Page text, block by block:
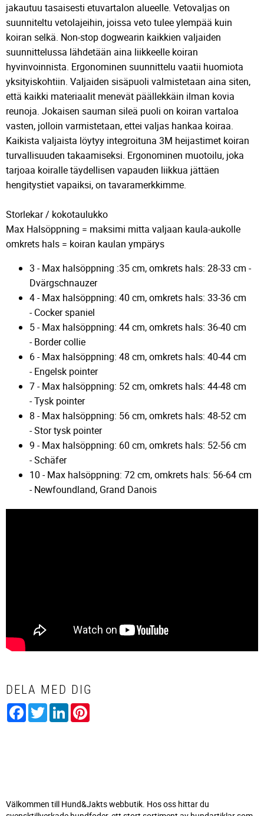
jakautuu tasaisesti etuvartalon alueelle. Vetovaljas on
suunniteltu vetolajeihin, joissa veto tulee ylempää kuin
koiran selkä. Non-stop dogwearin kaikkien valjaiden
suunnittelussa lähdetään aina liikkeelle koiran
hyvinvoinnista. Ergonominen suunnittelu vaatii huomiota
yksityiskohtiin. Valjaiden sisäpuoli valmistetaan aina siten,
että kaikki materiaalit menevät päällekkäin ilman kovia
reunoja. Jokaisen sauman sileä puoli on koiran vartaloa
vasten, jolloin varmistetaan, ettei valjas hankaa koiraa.
Kaikista valjaista löytyy integroituna 3M heijastimet koiran
turvallisuuden takaamiseksi. Ergonominen muotoilu, joka
tarjoaa koiralle täydellisen vapauden liikkua jättäen
hengitystiet vapaiksi, on tavaramerkkimme.
Storlekar / kokotaulukko
Max Halsöppning = maksimi mitta valjaan kaula-aukolle
omkrets hals = koiran kaulan ympärys
3 - Max halsöppning :35 cm, omkrets hals: 28-33 cm -
Dvärgschnauzer
4 - Max halsöppning: 40 cm, omkrets hals: 33-36 cm
- Cocker spaniel
5 - Max halsöppning: 44 cm, omkrets hals: 36-40 cm
- Border collie
6 - Max halsöppning: 48 cm, omkrets hals: 40-44 cm
- Engelsk pointer
7 - Max halsöppning: 52 cm, omkrets hals: 44-48 cm
- Tysk pointer
8 - Max halsöppning: 56 cm, omkrets hals: 48-52 cm
- Stor tysk pointer
9 - Max halsöppning: 60 cm, omkrets hals: 52-56 cm
- Schäfer
10 - Max halsöppning: 72 cm, omkrets hals: 56-64 cm
- Newfoundland, Grand Danois
DELA MED DIG
Facebook
TwitterLinkedIn
Välkommen till Hund&Jakts webbutik. Hos oss hittar du